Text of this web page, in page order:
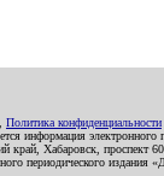
Политика конфиденциальности
информация
край, Хабаровск, проспект
периодического